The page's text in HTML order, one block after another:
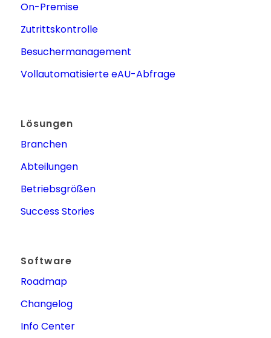
On-Premise
Zutrittskontrolle
Besuchermanagement
Vollautomatisierte eAU-Abfrage
Lösungen
Branchen
Abteilungen
Betriebsgrößen
Success Stories
Software
Roadmap
Changelog
Info Center